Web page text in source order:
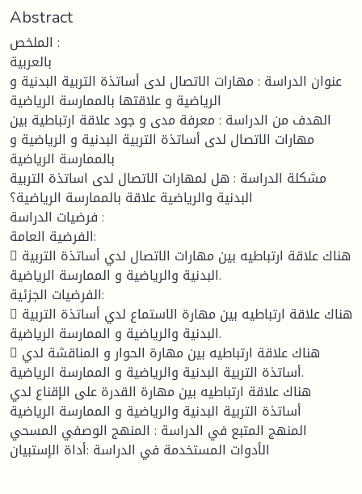
Abstract
الملخص :
بالعربية
عنوان الدراسة : مهارات الاتصال لدى أساتذة التربية البدنية و
الرياضية و علاقتها بالممارسة الرياضية
الهدف من الدراسة : معرفة مدى و جود علاقة ارتباطية بين
مهارات الاتصال لدى أساتذة التربية البدنية و الرياضية و
بالممارسة الرياضية
مشكلة الدراسة : هل لمهارات الاتصال لدى اساتذة التربية
البدنية والرياضية علاقة بالممارسة الرياضية؟
فرضيات الدراسة :
الفرضية العامة:
 هناك علاقة ارتباطيه بين مهارات الاتصال لدي أساتذة التربية
البدنية والرياضية و الممارسة الرياضية.
الفرضيات الجزئية:
 هناك علاقة ارتباطيه بين مهارة الاستماع لدي أساتذة التربية
البدنية والرياضية و الممارسة الرياضية.
 هناك علاقة ارتباطيه بين مهارة الحوار و المناقشة لدي
أساتذة التربية البدنية والرياضية و الممارسة الرياضية.
هناك علاقة ارتباطيه بين مهارة القدرة على الإقناع لدي
أساتذة التربية البدنية والرياضية و الممارسة الرياضية
المنهج المتبع في الدراسة : المنهج الوصفي المسحي
الأدوات المستخدمة في الدراسة :أداة الإستبيان